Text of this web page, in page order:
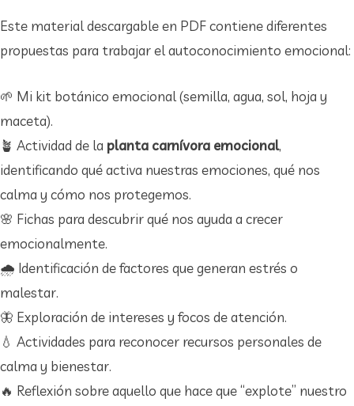
Este material descargable en PDF contiene diferentes
propuestas para trabajar el autoconocimiento emocional:
🌱 Mi kit botánico emocional (semilla, agua, sol, hoja y
maceta).
🪴 Actividad de la planta carnívora emocional,
identificando qué activa nuestras emociones, qué nos
calma y cómo nos protegemos.
🌸 Fichas para descubrir qué nos ayuda a crecer
emocionalmente.
🌧️ Identificación de factores que generan estrés o
malestar.
🦋 Exploración de intereses y focos de atención.
💧 Actividades para reconocer recursos personales de
calma y bienestar.
🔥 Reflexión sobre aquello que hace que “explote” nuestro